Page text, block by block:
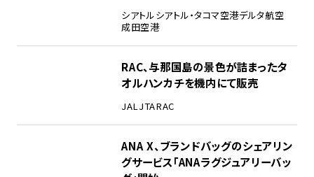
シアトルシアトル・タコマ空港デルタ航空
成田空港
RAC、与那国島の景色が詰まったタ
オルハンカチを機内にて販売
JALJTARAC
ANA X、ブランドバッグのシェアリン
グサービス「ANAラグジュアリーバッ